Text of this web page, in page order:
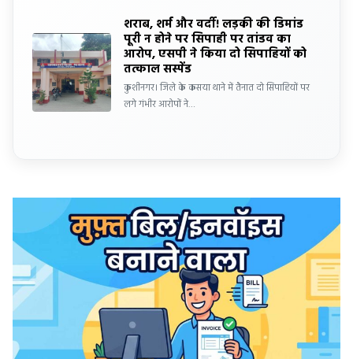
शराब, शर्म और वर्दी! लड़की की डिमांड
पूरी न होने पर सिपाही पर तांडव का
आरोप, एसपी ने किया दो सिपाहियों को
तत्काल सस्पेंड
कुशीनगर। जिले के कसया थाने में तैनात दो सिपाहियों पर
लगे गंभीर आरोपों ने…